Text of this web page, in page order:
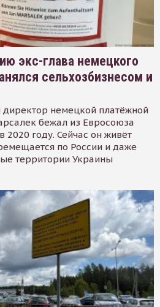
экс-глава немецкого
сельхозбизнесом и
немецкой платёжной
бежал из Евросоюза
2020 году. Сейчас он живёт
по России и даже
территории Украины